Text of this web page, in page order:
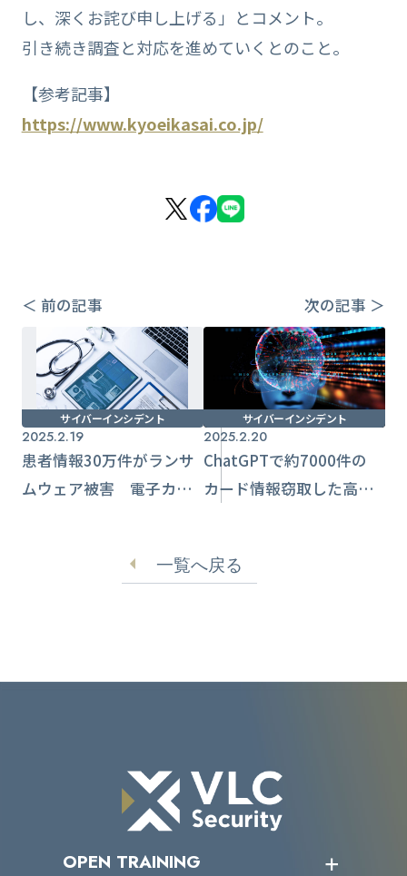
し、深くお詫び申し上げる」とコメント。
引き続き調査と対応を進めていくとのこと。
【参考記事】
https://www.kyoeikasai.co.jp/
＜ 前の記事 次の記事 ＞
サイバーインシデント
2025.2.19
患者情報30万件がランサ
ムウェア被害 電子カル
サイバーインシデント
2025.2.20
ChatGPTで約7000件の
カード情報窃取した高校
一覧へ戻る
OPEN TRAINING